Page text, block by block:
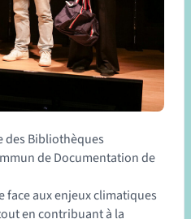
des Bibliothèques
de Documentation de
face aux enjeux climatiques
en contribuant à la